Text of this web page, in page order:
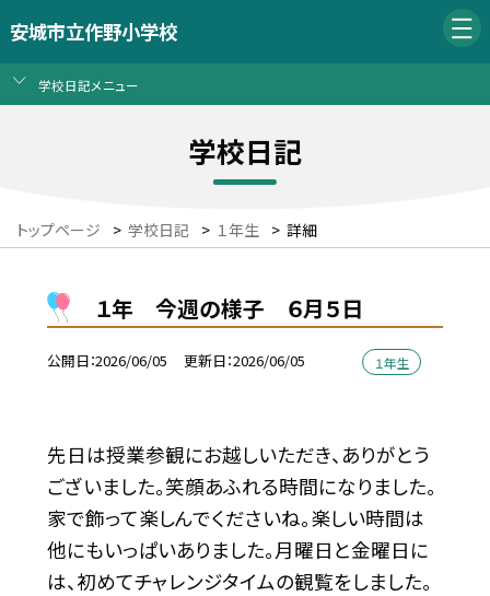
安城市立作野小学校
学校日記メニュー
学校日記
トップページ > 学校日記 > １年生 > 詳細
１年 今週の様子 ６月５日
公開日 2026/06/05 更新日 2026/06/05 １年生
先日は授業参観にお越しいただき、ありがとう
ございました。笑顔あふれる時間になりました。
家で飾って楽しんでくださいね。楽しい時間は
他にもいっぱいありました。月曜日と金曜日に
は、初めてチャレンジタイムの観覧をしました。